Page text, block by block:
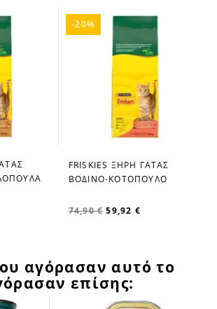
favorite_border
FRISKIES ΞΗΡΗ ΓΑΤΑΣ
ΒΟΔΙΝΟ-ΚΟΤΟΠΟΥΛΟ
74,90 € 59,92 €
-20%
αγόρασαν αυτό το
επίσης: